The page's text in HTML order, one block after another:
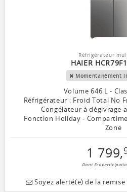
Réfrigérateur
HAIER
Momentanément
Volume 646 L -
Réfrigérateur : Froid Total No
Congélateur à dégivrage
Fonction Holiday -
Zone
1 799,
Dont
Soyez alerté(e) de la